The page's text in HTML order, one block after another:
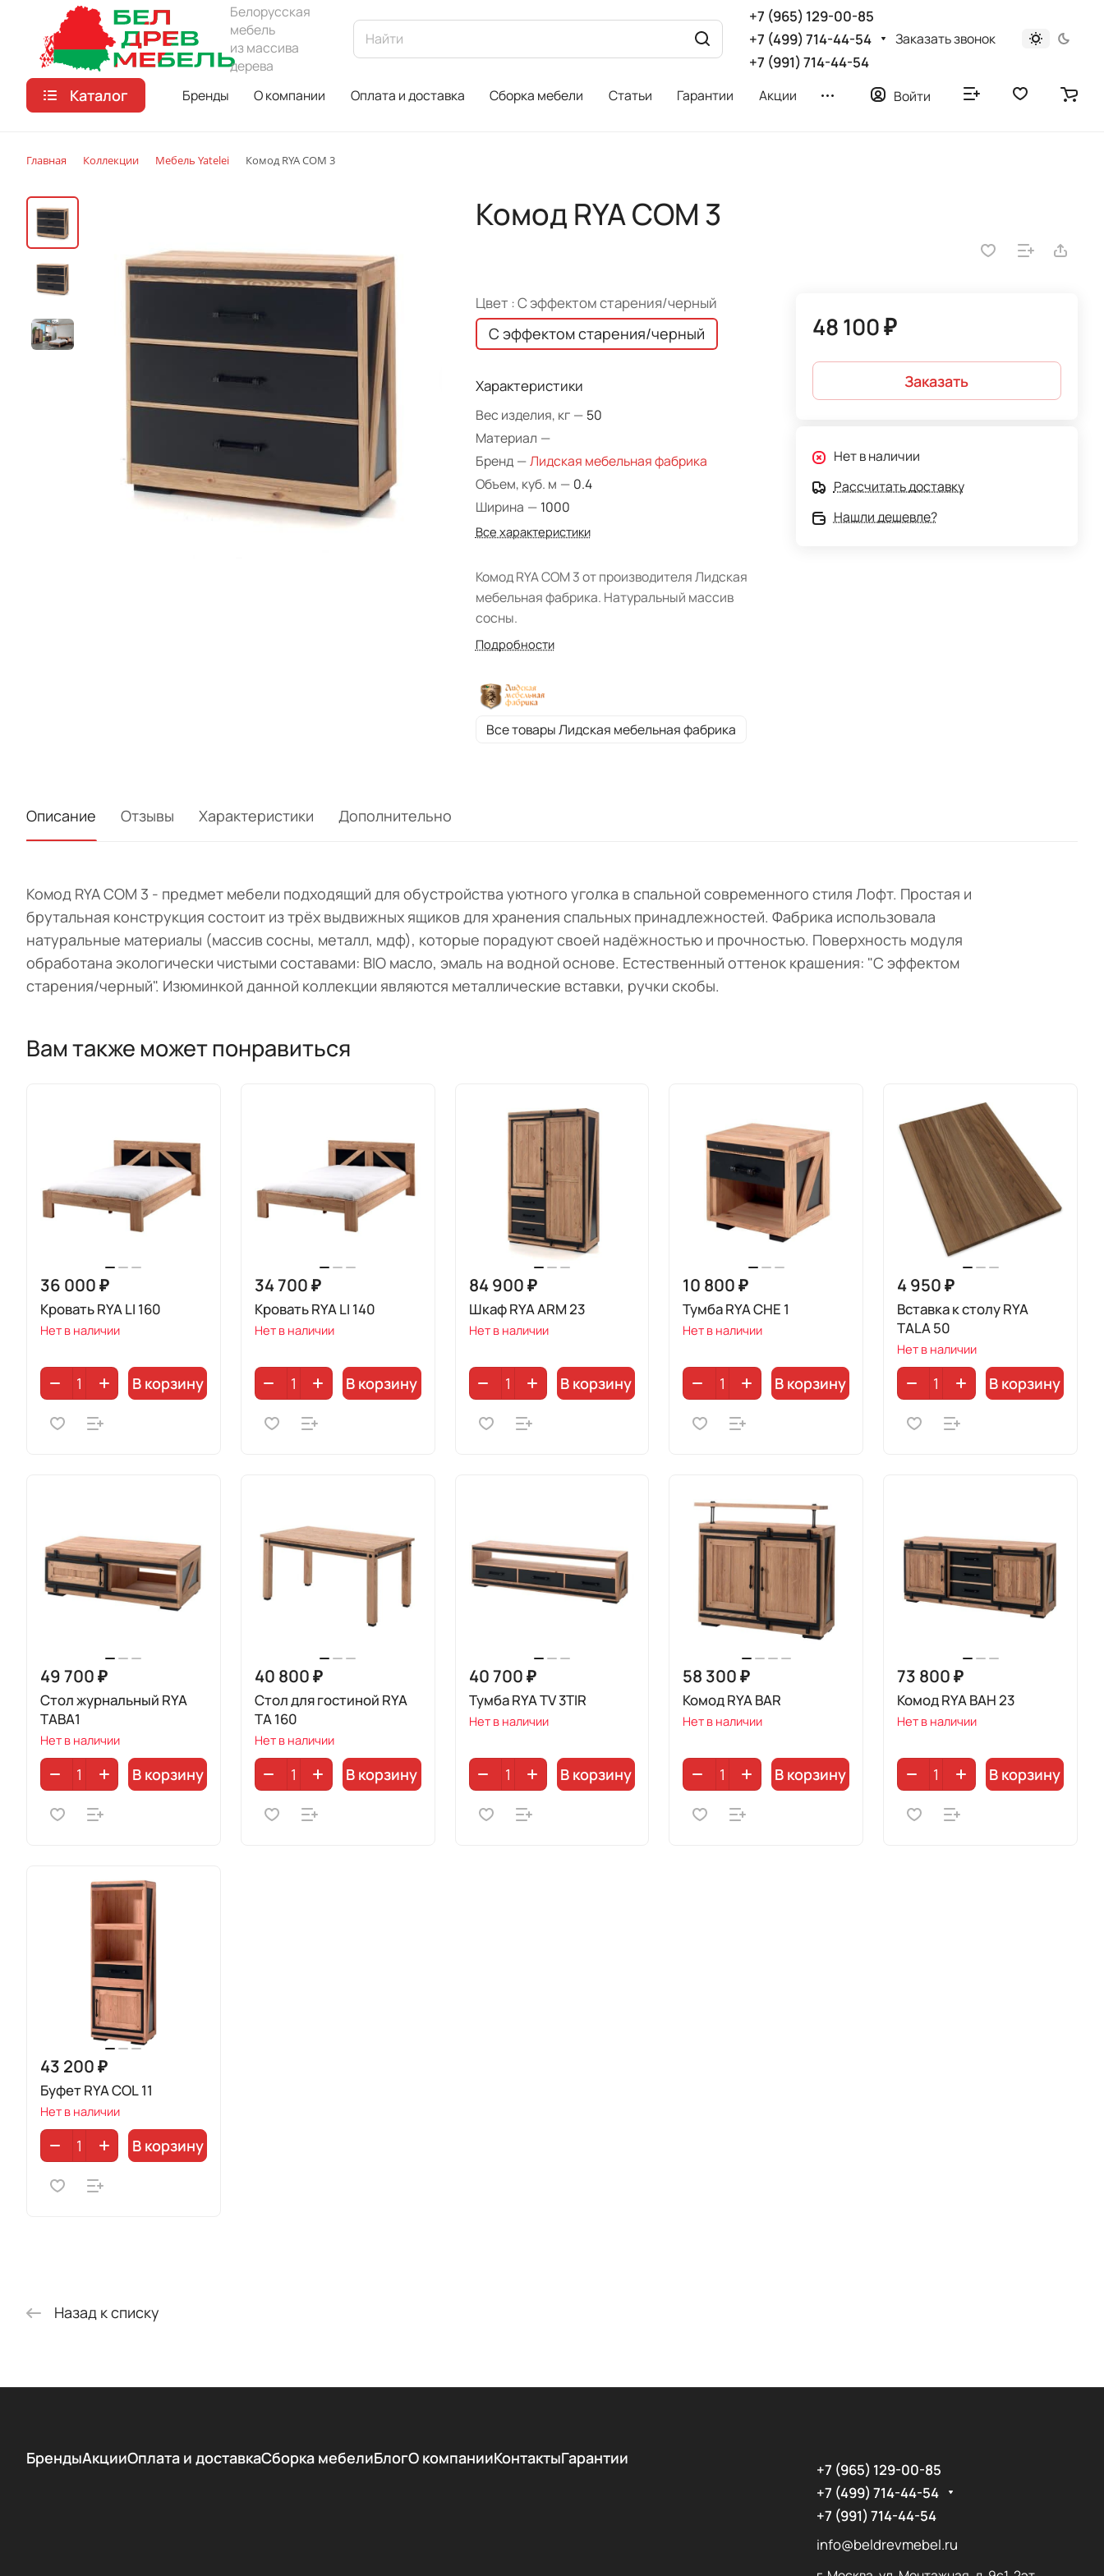
Белорусская
мебель
из массива
дерева
+7 (965) 129-00-85
+7 (499) 714-44-54
+7 (991) 714-44-54
Заказать звонок
Каталог Бренды О компании Оплата и доставка Сборка мебели Статьи Гарантии Акции Войти
Главная Коллекции Мебель Yatelei Комод RYA COM 3
Комод RYA COM 3
Цвет :С эффектом старения/черный
С эффектом старения/черный
Характеристики
Вес изделия, кг — 50
Материал —
Бренд —Лидская мебельная фабрика
Объем, куб. м — 0.4
Ширина — 1000
Все характеристики
Комод RYA COM 3 от производителя Лидская
мебельная фабрика. Натуральный массив
сосны.
Подробности
Все товары Лидская мебельная фабрика
48 100 ₽
Заказать
Нет в наличии
Рассчитать доставку
Нашли дешевле?
Описание Отзывы Характеристики Дополнительно
Комод RYA COM 3 - предмет мебели подходящий для обустройства уютного уголка в спальной современного стиля Лофт. Простая и
брутальная конструкция состоит из трёх выдвижных ящиков для хранения спальных принадлежностей. Фабрика использовала
натуральные материалы (массив сосны, металл, мдф), которые порадуют своей надёжностью и прочностью. Поверхность модуля
обработана экологически чистыми составами: BIO масло, эмаль на водной основе. Естественный оттенок крашения: "С эффектом
старения/черный". Изюминкой данной коллекции являются металлические вставки, ручки скобы.
Вам также может понравиться
36 000 ₽
Кровать RYA LI 160
Нет в наличии
В корзину
34 700 ₽
Кровать RYA LI 140
Нет в наличии
В корзину
84 900 ₽
Шкаф RYA ARM 23
Нет в наличии
В корзину
10 800 ₽
Тумба RYA CHE 1
Нет в наличии
В корзину
4 950 ₽
Вставка к столу RYA
TALA 50
Нет в наличии
В корзину
49 700 ₽
Стол журнальный RYA
TABA1
Нет в наличии
В корзину
40 800 ₽
Стол для гостиной RYA
TA 160
Нет в наличии
В корзину
40 700 ₽
Тумба RYA TV 3TIR
Нет в наличии
В корзину
58 300 ₽
Комод RYA BAR
Нет в наличии
В корзину
73 800 ₽
Комод RYA BAH 23
Нет в наличии
В корзину
43 200 ₽
Буфет RYA COL 11
Нет в наличии
В корзину
Назад к списку
БрендыАкцииОплата и доставкаСборка мебелиБлогО компанииКонтактыГарантии
+7 (965) 129-00-85
+7 (499) 714-44-54
+7 (991) 714-44-54
info@beldrevmebel.ru